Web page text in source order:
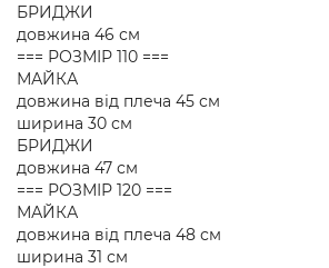
БРИДЖИ
довжина 46 см
=== РОЗМІР 110 ===
МАЙКА
довжина від плеча 45 см
ширина 30 см
БРИДЖИ
довжина 47 см
=== РОЗМІР 120 ===
МАЙКА
довжина від плеча 48 см
ширина 31 см